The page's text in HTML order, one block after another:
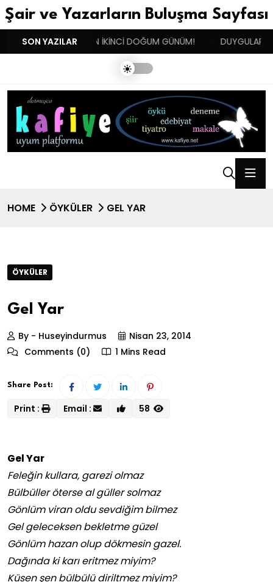
Şair ve Yazarların Buluşma Sayfası
SON YAZILAR
BENIM BUGÜN İKİNCİ DOĞUM GÜNÜM! DUYGULARIN
HOME ÖYKÜLER GEL YAR
ÖYKÜLER
Gel Yar
By - Huseyindurmus
Nisan 23, 2014
Comments (0)
1 Mins Read
Share Post:
Print : Email : 58
Gel Yar
Feleğin kullara, garezi olmaz
Bülbüller öterse al güller solmaz
Gönlüm viran oldu sevdiğim bilmez
Gel geleceksen bekletme güzel
Gönlüm hazan olup dökmesin gazel.
Dağında ki karı eritmez miyim?
Küsen şen bülbülü diriltmez miyim?